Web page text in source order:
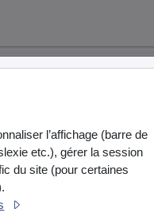
l’affichage (barre de
etc.), gérer la session
du site (pour certaines